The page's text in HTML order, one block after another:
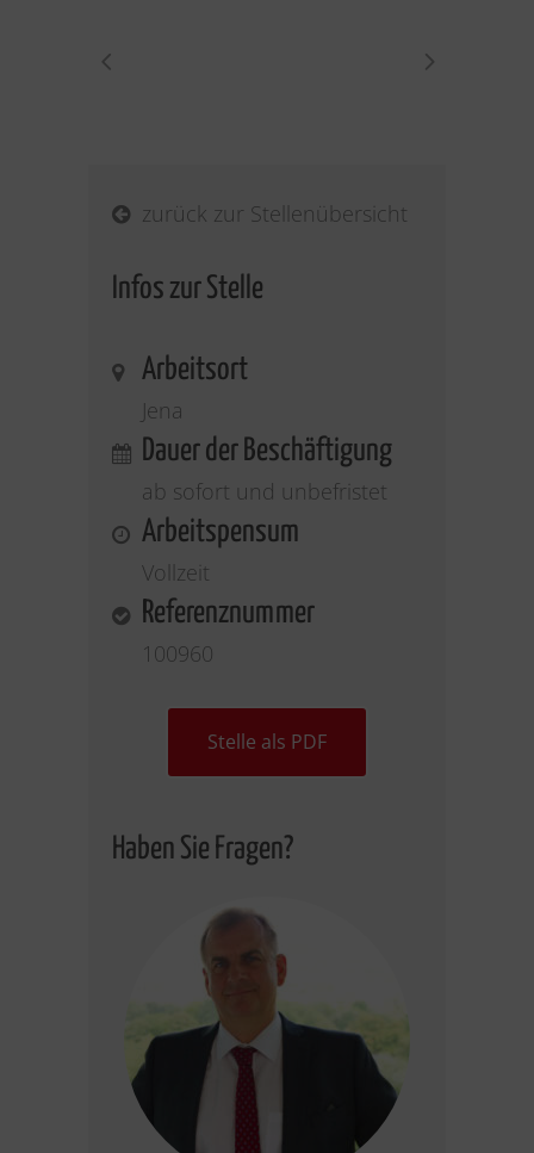
zurück zur Stellenübersicht
Infos zur Stelle
Arbeitsort
Jena
Dauer der Beschäftigung
ab sofort und unbefristet
Arbeitspensum
Vollzeit
Referenznummer
100960
Stelle als PDF
Haben Sie Fragen?